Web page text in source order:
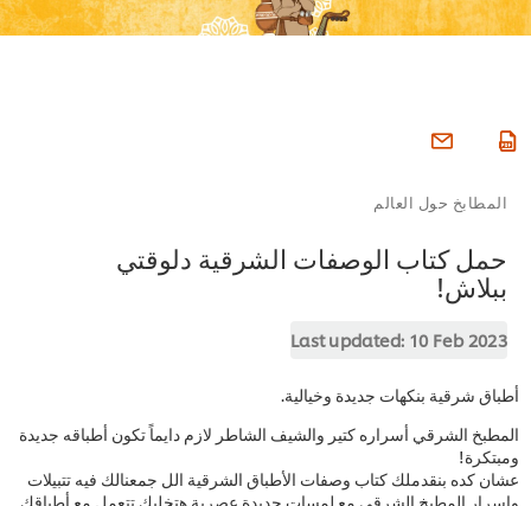
المطابخ حول العالم
حمل كتاب الوصفات الشرقية دلوقتي
ببلاش!
Last updated: 10 Feb 2023
أطباق شرقية بنكهات جديدة وخيالية.
المطبخ الشرقي أسراره كتير والشيف الشاطر لازم دايماً تكون أطباقه جديدة
ومبتكرة!
عشان كده بنقدملك كتاب وصفات الأطباق الشرقية الل جمعنالك فيه تتبيلات
واسرار المطبخ الشرقي مع لمسات جديدة عصرية هتخليك تتعمل مع أطباقك